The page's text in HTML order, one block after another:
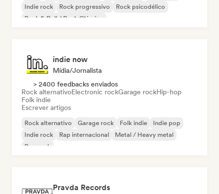
Indie rock
Rock progressivo
Rock psicodélico
Rock & Roll / Rock Clássico
indie now
Mídia/Jornalista
> 2400 feedbacks enviados
Rock alternativoElectronic rockGarage rockHip-hop
Folk indie
Escrever artigos
Rock alternativo Garage rock Folk indie
Indie pop
Indie rock
Rap internacional
Metal / Heavy metal
Pop rock
Pravda Records